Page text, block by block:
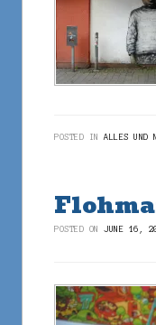
POSTED INALLES UND
POSTED ON JUNE 16,